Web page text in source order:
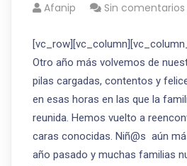
Afanip Sin comentarios
Otro año más volvemos de
pilas cargadas, contentos y
en esas horas en las que la
reunida. Hemos vuelto a
caras conocidas. Niñ@s aún
año pasado y muchas familias